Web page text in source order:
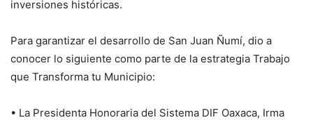
inversiones históricas.
Para garantizar el desarrollo de San Juan Ñumí, dio a
conocer lo siguiente como parte de la estrategia Trabajo
que Transforma tu Municipio:
• La Presidenta Honoraria del Sistema DIF Oaxaca, Irma